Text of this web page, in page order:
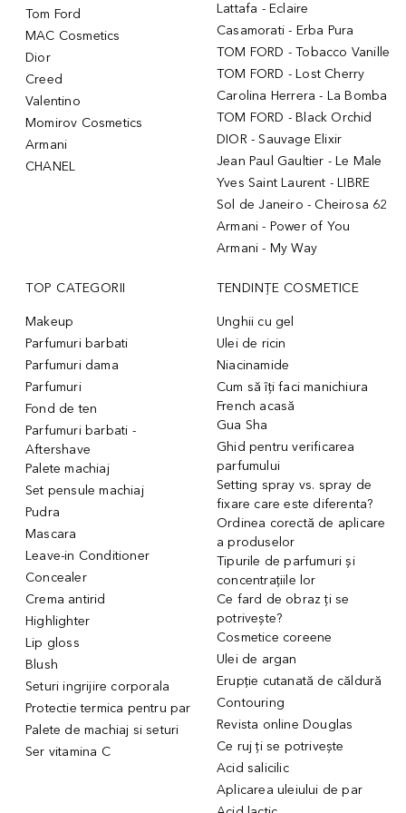
Tom Ford
MAC Cosmetics
Dior
Creed
Valentino
Momirov Cosmetics
Armani
CHANEL
Lattafa - Eclaire
Casamorati - Erba Pura
TOM FORD - Tobacco Vanille
TOM FORD - Lost Cherry
Carolina Herrera - La Bomba
TOM FORD - Black Orchid
DIOR - Sauvage Elixir
Jean Paul Gaultier - Le Male
Yves Saint Laurent - LIBRE
Sol de Janeiro - Cheirosa 62
Armani - Power of You
Armani - My Way
TOP CATEGORII
Makeup
Parfumuri barbati
Parfumuri dama
Parfumuri
Fond de ten
Parfumuri barbati -
Aftershave
Palete machiaj
Set pensule machiaj
Pudra
Mascara
Leave-in Conditioner
Concealer
Crema antirid
Highlighter
Lip gloss
Blush
Seturi ingrijire corporala
Protectie termica pentru par
Palete de machiaj si seturi
Ser vitamina C
TENDINȚE COSMETICE
Unghii cu gel
Ulei de ricin
Niacinamide
Cum să îți faci manichiura
French acasă
Gua Sha
Ghid pentru verificarea
parfumului
Setting spray vs. spray de
fixare care este diferenta?
Ordinea corectă de aplicare
a produselor
Tipurile de parfumuri și
concentrațiile lor
Ce fard de obraz ți se
potrivește?
Cosmetice coreene
Ulei de argan
Erupție cutanată de căldură
Contouring
Revista online Douglas
Ce ruj ți se potrivește
Acid salicilic
Aplicarea uleiului de par